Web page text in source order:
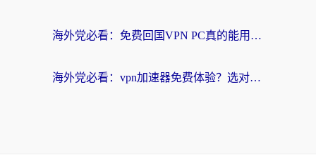
海外党必看：免费回国VPN PC真的能用？附国内高速VPN选择全攻略
海外党必看：vpn加速器免费体验？选对回国加速器才能无缝刷国内剧玩国服